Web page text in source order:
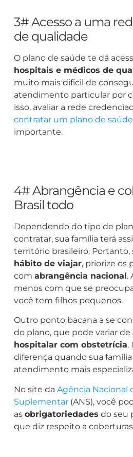
3# Acesso a uma
de qualidade
O plano de saúde te dá
hospitais e médicos de
muito mais difícil de
atendimento particular por
isso, avaliar a rede
contratar um plano de saúde
importante.
4# Abrangência e
Brasil todo
Dependendo do tipo de
contratar, sua família terá
território brasileiro. Portanto,
hábito de viajar, priorize os
com abrangência nacional.
menos com que se
você tem filhos pequenos.
Outro ponto bacana a se
do plano, que pode variar de
hospitalar com obstetrícia.
diferença quando sua
atendimento mais
No site da Agência Nacional
Suplementar(ANS), você
as obrigatoriedades do seu
que diz respeito a